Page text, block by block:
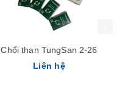
Chổi than TungSan K5*8
Liên hệ